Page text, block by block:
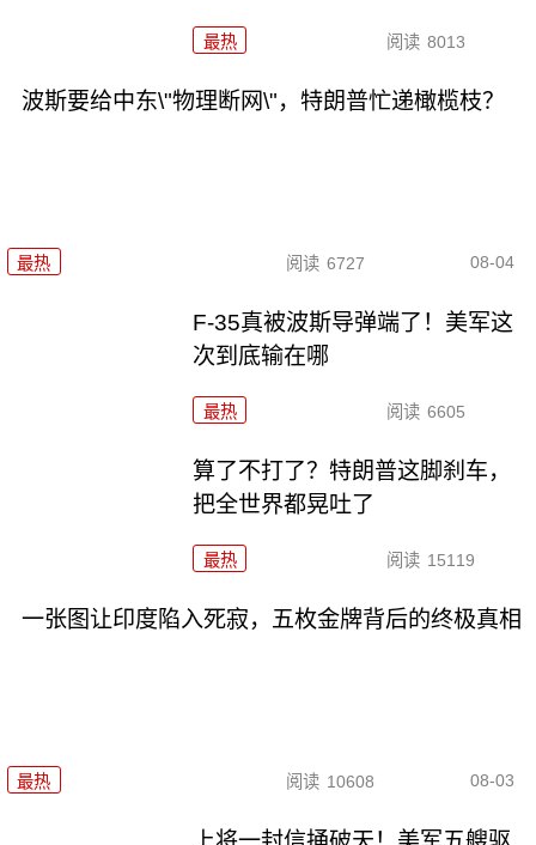
最热 阅读 8013
波斯要给中东\"物理断网\"，特朗普忙递橄榄枝？
最热 阅读 6727 08-04
F-35真被波斯导弹端了！美军这
次到底输在哪
最热 阅读 6605
算了不打了？特朗普这脚刹车，
把全世界都晃吐了
最热 阅读 15119
一张图让印度陷入死寂，五枚金牌背后的终极真相
最热 阅读 10608 08-03